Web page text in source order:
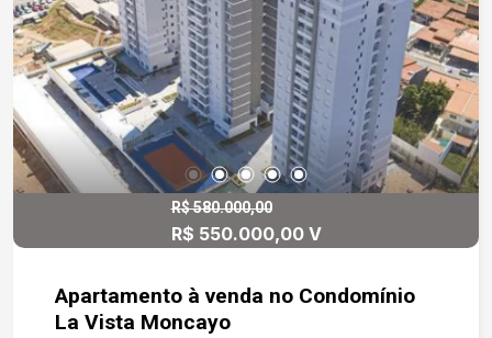
R$ 580.000,00
R$ 550.000,00 V
Apartamento à venda no Condomínio
La Vista Moncayo